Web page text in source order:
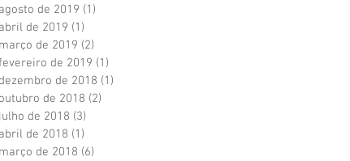
agosto de 2019 (1)
abril de 2019 (1)
março de 2019 (2)
de 2019 (1)
dezembro de 2018 (1)
outubro de 2018 (2)
julho de 2018 (3)
abril de 2018 (1)
março de 2018 (6)